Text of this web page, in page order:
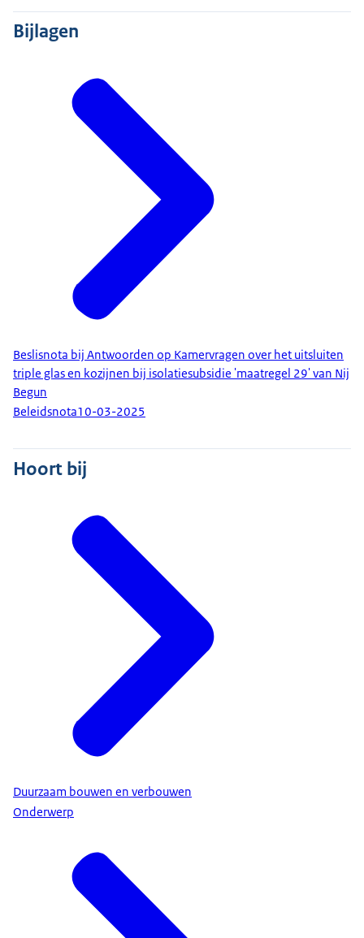
Bijlagen
Beslisnota bij Antwoorden op Kamervragen over het uitsluiten
triple glas en kozijnen bij isolatiesubsidie 'maatregel 29' van Nij
Begun
Beleidsnota10-03-2025
Hoort bij
Duurzaam bouwen en verbouwen
Onderwerp